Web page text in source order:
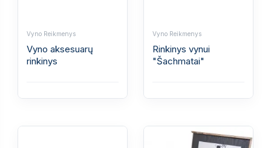
Vyno Reikmenys
Vyno aksesuarų
rinkinys
Vyno Reikmenys
Rinkinys vynui
"Šachmatai"